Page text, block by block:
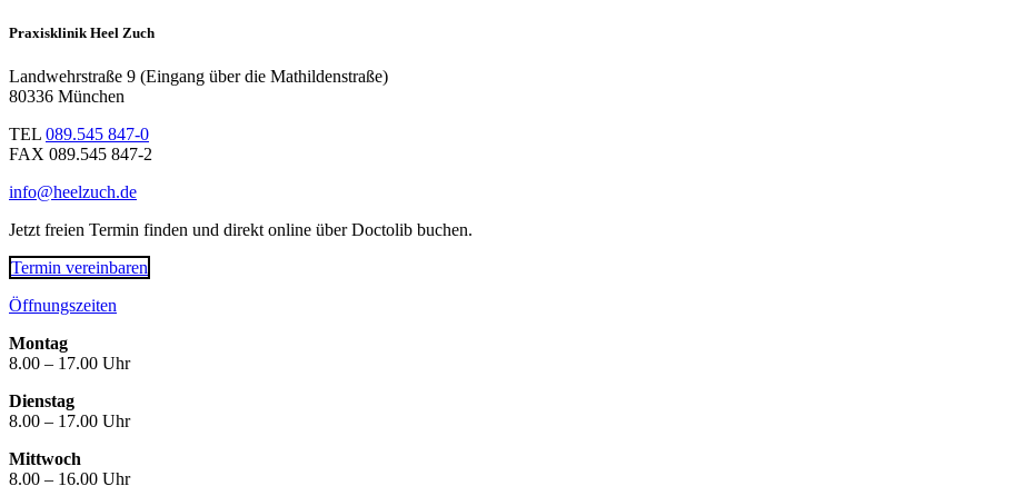
Praxisklinik Heel Zuch
Landwehrstraße 9 (Eingang über die Mathildenstraße)
80336 München
TEL 089.545 847-0
FAX 089.545 847-2
info@heelzuch.de
Jetzt freien Termin finden und direkt online über Doctolib buchen.
Termin vereinbaren
Öffnungszeiten
Montag
8.00 – 17.00 Uhr
Dienstag
8.00 – 17.00 Uhr
Mittwoch
8.00 – 16.00 Uhr